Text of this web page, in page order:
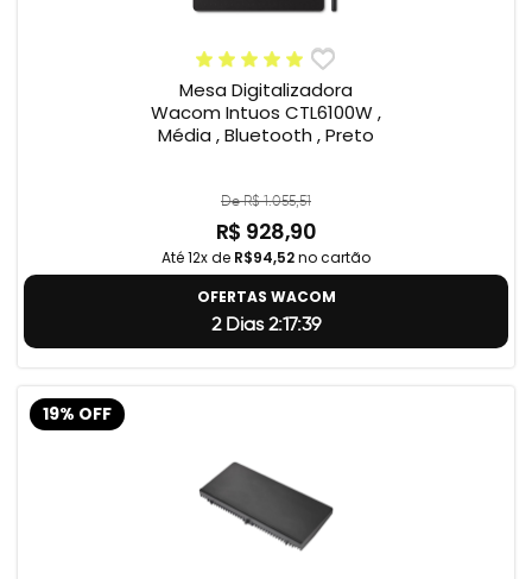
Mesa Digitalizadora
Wacom Intuos CTL6100W ,
Média , Bluetooth , Preto
De R$ 1.055,51
R$ 928,90
Até 12x de R$94,52no cartão
OFERTAS WACOM
2 Dias 2:17:38
19% OFF